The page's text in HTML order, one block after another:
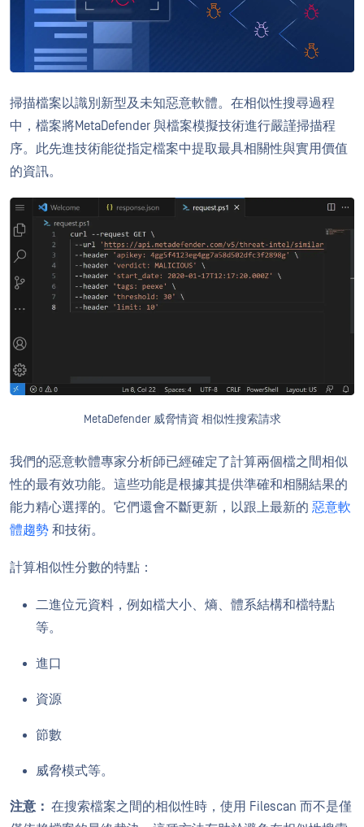
掃描檔案以識別新型及未知惡意軟體。在相似性搜尋過程
中，檔案將MetaDefender 與檔案模擬技術進行嚴謹掃描程
序。此先進技術能從指定檔案中提取最具相關性與實用價值
的資訊。
MetaDefender 威脅情資 相似性搜索請求
我們的惡意軟體專家分析師已經確定了計算兩個檔之間相似
性的最有效功能。這些功能是根據其提供準確和相關結果的
能力精心選擇的。它們還會不斷更新，以跟上最新的 惡意軟
體趨勢 和技術。
計算相似性分數的特點：
二進位元資料，例如檔大小、熵、體系結構和檔特點
等。
進口
資源
節數
威脅模式等。
注意： 在搜索檔案之間的相似性時，使用 Filescan 而不是僅